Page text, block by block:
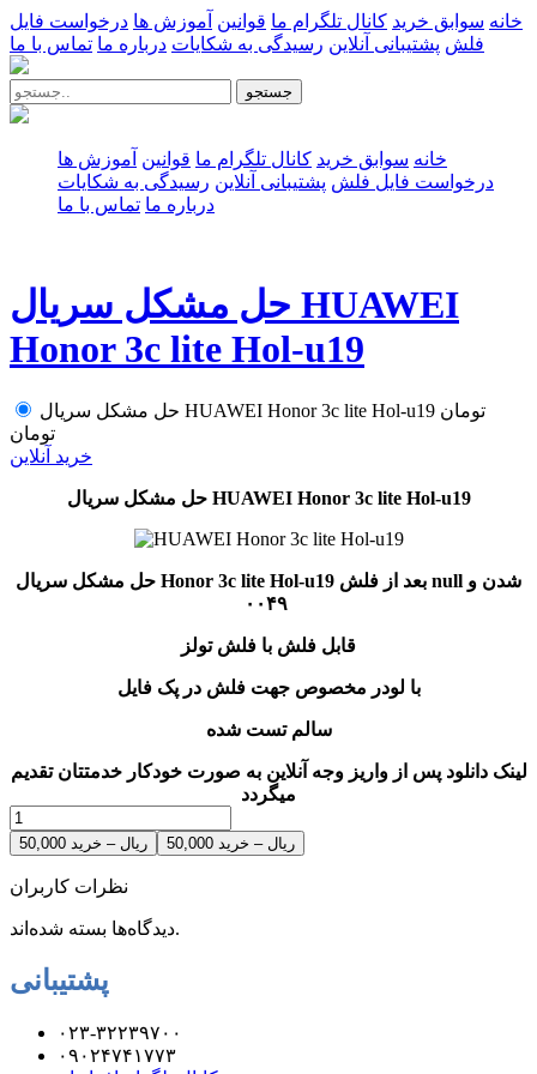
خانه سوابق خرید کانال تلگرام ما قوانین آموزش ها درخواست فایل
فلش پشتیبانی آنلاین رسیدگی به شکایات درباره ما تماس با ما
جستجو
خانه سوابق خرید کانال تلگرام ما قوانین آموزش ها
درخواست فایل فلش پشتیبانی آنلاین رسیدگی به شکایات
درباره ما تماس با ما
حل مشکل سریال HUAWEI
Honor 3c lite Hol-u19
حل مشکل سریال HUAWEI Honor 3c lite Hol-u19 تومان
تومان
خرید آنلاین
حل مشکل سریال HUAWEI Honor 3c lite Hol-u19
حل مشکل سریال Honor 3c lite Hol-u19 بعد از فلش null شدن و
قابل فلش با فلش تولز
با لودر مخصوص جهت فلش در پک فایل
سالم تست شده
لینک دانلود پس از واریز وجه آنلاین به صورت خودکار خدمتتان تقدیم
میگردد
50,000 ریال – خرید
نظرات کاربران
دیدگاه‌ها بسته شده‌اند.
پشتیبانی
۰۲۳-۳۲۲۳۹۷۰۰
۰۹۰۲۴۷۴۱۷۷۳